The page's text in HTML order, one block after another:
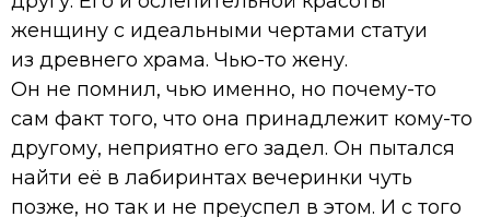
женщину с идеальными чертами статуи
из древнего храма. Чью-то жену.
Он не помнил, чью именно, но почему-то
сам факт того, что она принадлежит кому-то
другому, неприятно его задел. Он пытался
найти её в лабиринтах вечеринки чуть
позже, но так и не преуспел в этом. И с того